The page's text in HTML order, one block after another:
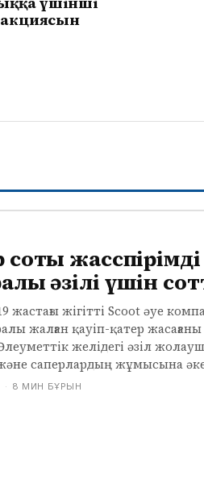
әзілі үшін
жастағы жігітті Scoot әуе
жалған қауіп-қатер
желідегі әзіл
саперлардың жұмысына
· 8 МИН БҰРЫН